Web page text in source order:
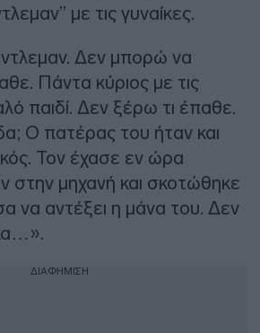
με τις γυναίκες.
Δεν μπορώ να
Πάντα κύριος με τις
παιδί. Δεν ξέρω τι έπαθε.
Ο πατέρας του ήταν και
Τον έχασε εν ώρα
στην μηχανή και σκοτώθηκε
να αντέξει η μάνα του. Δεν
ΔΙΑΦΗΜΙΣΗ